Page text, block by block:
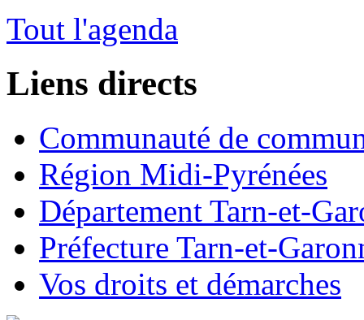
Tout l'agenda
Liens directs
Communauté de
Région Midi-Pyrénées
Département Tarn-et-
Préfecture Tarn-et-
Vos droits et démarches